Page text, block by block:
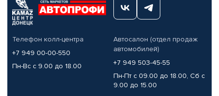
Телефон колл-центра
+7 949 00-00-550
Пн-Вс с 9.00 до 18.00
Автосалон (отдел продаж
автомобилей)
+7 949 503-45-55
Пн-Пт с 09.00 до 18.00, Сб с
9.00 до 15.00